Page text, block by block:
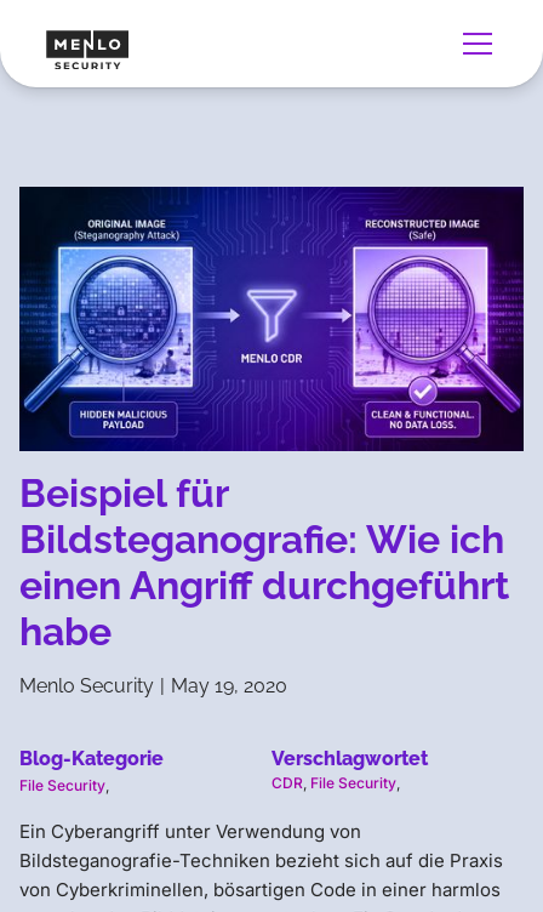
Beispiel für
Bildsteganografie: Wie ich
einen Angriff durchgeführt
habe
Menlo Security | May 19, 2020
Blog-Kategorie
File Security
Verschlagwortet
CDR File Security
Ein Cyberangriff unter Verwendung von
Bildsteganografie-Techniken bezieht sich auf die Praxis
von Cyberkriminellen, bösartigen Code in einer harmlos